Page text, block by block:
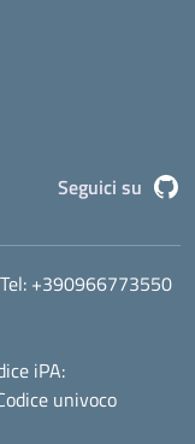
Seguici su
+390966773550
iPA:
univoco